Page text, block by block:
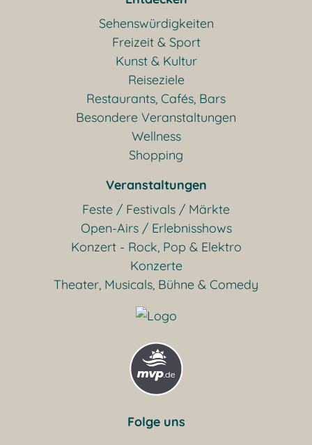
Sehenswürdigkeiten
Freizeit & Sport
Kunst & Kultur
Reiseziele
Restaurants, Cafés, Bars
Besondere Veranstaltungen
Wellness
Shopping
Veranstaltungen
Feste / Festivals / Märkte
Open-Airs / Erlebnisshows
Konzert - Rock, Pop & Elektro
Konzerte
Theater, Musicals, Bühne & Comedy
Folge uns